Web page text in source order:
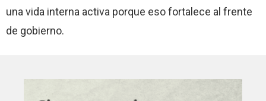
una vida interna activa porque eso fortalece al frente
de gobierno.